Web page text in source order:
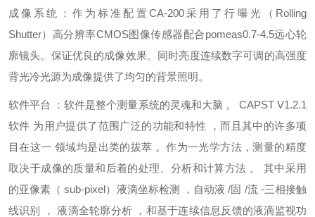
成像系统：作为标准配置CA-200采用了行曝光（Rolling
Shutter）高分辨率CMOS图像传感器配合pomeas0.7-4.5远心轮
廓镜头。保证优良的成像效果。同时亮度连续数字可调的高强度
背光冷光源为成像提供了均匀的背景照明。
软件平台 ：软件是整个测量系统的灵魂和大脑 。 CAPST V1.2.1
软件 为用户提供了范围广泛的功能和特性 ，而且其中的许多项
目在这一 领域均是出类的拔萃 。作为一光学方法，测量的精度
取决于成像的质量和后着的处理、分析和计算方法 。 其中采用
的亚像素（ sub-pixel）液滴坐标检测 ，自动液 /固 /流 -三相接触
线识别 ， 液滴全轮廓分析 ，和基于连续信息反馈的液滴监视功